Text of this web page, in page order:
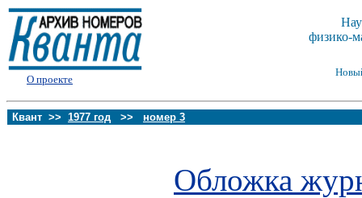
О проекте
физико-
Квант >> 1977 год >> номер 3
Обложка